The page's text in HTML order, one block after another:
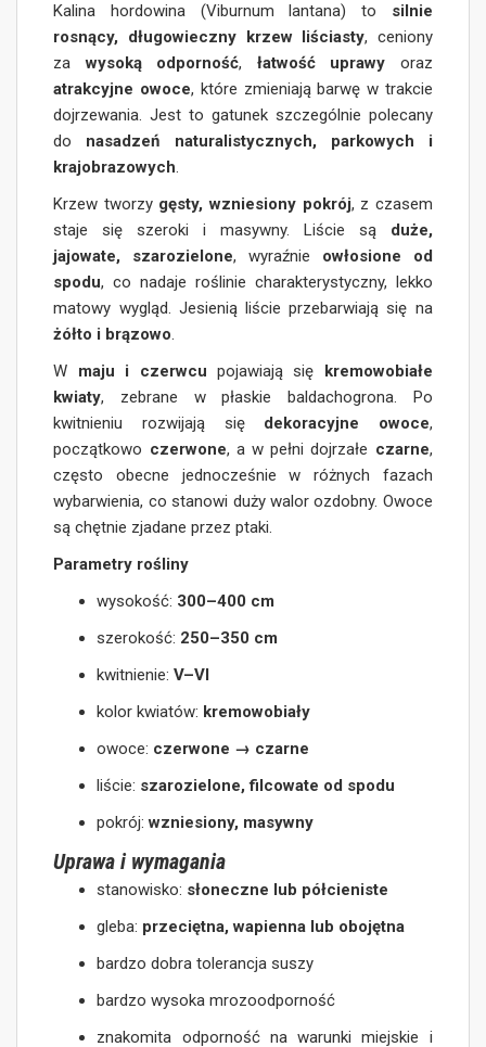
Kalina hordowina (Viburnum lantana) to silnie
rosnący, długowieczny krzew liściasty, ceniony
zawysoką odporność, łatwość uprawy oraz
atrakcyjne owoce, które zmieniają barwę w trakcie
dojrzewania. Jest to gatunek szczególnie polecany
do nasadzeń naturalistycznych, parkowych i
krajobrazowych.
Krzew tworzy gęsty, wzniesiony pokrój, z czasem
staje się szeroki i masywny. Liście są duże,
jajowate, szarozielone, wyraźnie owłosione od
spodu, co nadaje roślinie charakterystyczny, lekko
matowy wygląd. Jesienią liście przebarwiają się na
żółto i brązowo.
W maju i czerwcu pojawiają się kremowobiałe
kwiaty, zebrane w płaskie baldachogrona. Po
kwitnieniu rozwijają się dekoracyjne owoce,
początkowo czerwone, a w pełni dojrzałe czarne,
często obecne jednocześnie w różnych fazach
wybarwienia, co stanowi duży walor ozdobny. Owoce
są chętnie zjadane przez ptaki.
Parametry rośliny
wysokość: 300–400 cm
szerokość: 250–350 cm
kwitnienie:V–VI
kolor kwiatów: kremowobiały
owoce: czerwone → czarne
liście: szarozielone, filcowate od spodu
pokrój:wzniesiony, masywny
Uprawa i wymagania
stanowisko: słoneczne lub półcieniste
gleba: przeciętna, wapienna lub obojętna
bardzo dobra tolerancja suszy
bardzo wysoka mrozoodporność
znakomita odporność na warunki miejskie i